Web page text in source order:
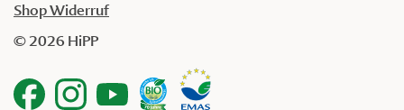
Shop Widerruf
© 2026 HiPP